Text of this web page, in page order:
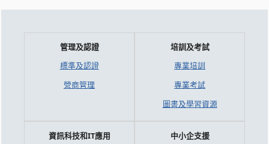
管理及認證
標準及認證
營商管理
培訓及考試
專業培訓
專業考試
圖書及學習資源
資訊科技和IT應用
中小企支援